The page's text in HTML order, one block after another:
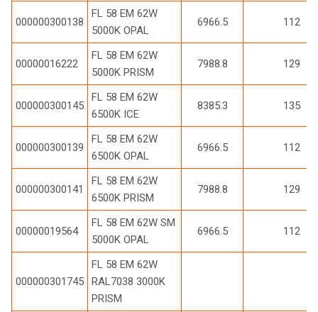
000000300138
FL 58 EM 62W
5000K OPAL
6966.5 112
00000016222
FL 58 EM 62W
5000K PRISM
7988.8 129
000000300145
FL 58 EM 62W
6500K ICE
8385.3 135
000000300139
FL 58 EM 62W
6500K OPAL
6966.5 112
000000300141
FL 58 EM 62W
6500K PRISM
7988.8 129
00000019564
FL 58 EM 62W SM
5000K OPAL
6966.5 112
000000301745
FL 58 EM 62W
RAL7038 3000K
PRISM